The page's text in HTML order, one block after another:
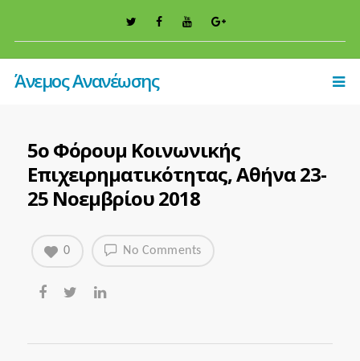
Άνεμος Ανανέωσης
5o Φόρουμ Κοινωνικής
Επιχειρηματικότητας, Αθήνα 23-
25 Νοεμβρίου 2018
No Comments
0